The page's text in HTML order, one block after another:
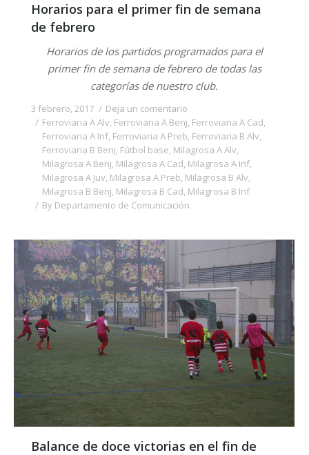
Horarios para el primer fin de semana
de febrero
Horarios de los partidos programados para el
primer fin de semana de febrero de todas las
categorías de nuestro club.
3 febrero, 2017
Deja un comentario
Ferroviaria A Alv, Ferroviaria A Benj, Ferroviaria A Cad,
Ferroviaria A Inf, Ferroviaria A Preb, Ferroviaria B Alv,
Ferroviaria B Benj, Fútbol base, Milagrosa A Alv,
Milagrosa A Benj, Milagrosa A Cad, Milagrosa A Inf,
Milagrosa A Juv, Milagrosa A Preb, Milagrosa B Alv,
Milagrosa B Benj, Milagrosa B Cad, Milagrosa B Inf
By Departamento de Comunicación
Balance de doce victorias en el fin de